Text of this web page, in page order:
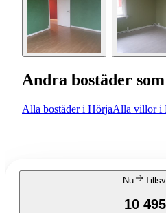
Andra bostäder
Alla bostäder i HörjaAlla villor i
Nu
10